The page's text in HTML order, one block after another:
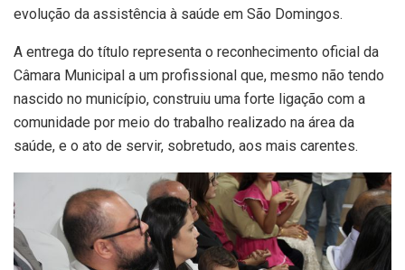
evolução da assistência à saúde em São Domingos.
A entrega do título representa o reconhecimento oficial da
Câmara Municipal a um profissional que, mesmo não tendo
nascido no município, construiu uma forte ligação com a
comunidade por meio do trabalho realizado na área da
saúde, e o ato de servir, sobretudo, aos mais carentes.